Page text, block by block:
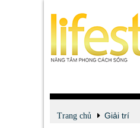
Trang chủ Giải trí